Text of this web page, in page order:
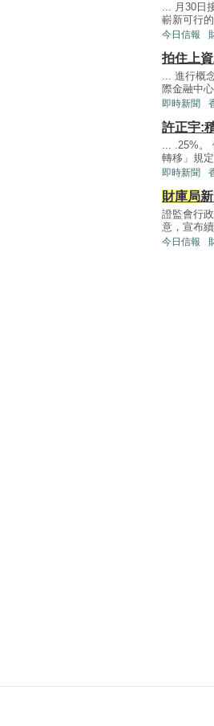
... 月30日
嶄新可行
今日信報
拍住上
... 進行概
際金融中
即時新聞
許正宇:
... .25%。
轉移」規
即時新聞
財庫局
證監會行
意，宣布
今日信報